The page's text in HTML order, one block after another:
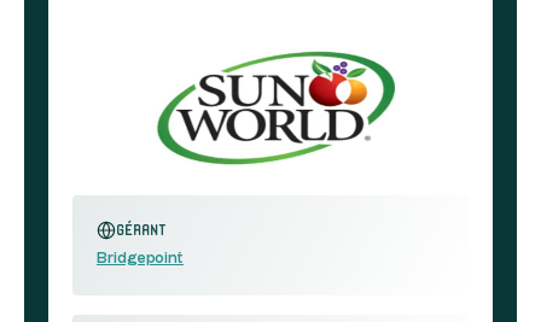
Gérant
Bridgepoint